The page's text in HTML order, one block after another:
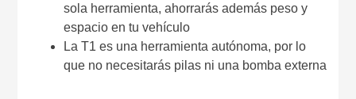
sola herramienta, ahorrarás además peso y
espacio en tu vehículo
La T1 es una herramienta autónoma, por lo
que no necesitarás pilas ni una bomba externa